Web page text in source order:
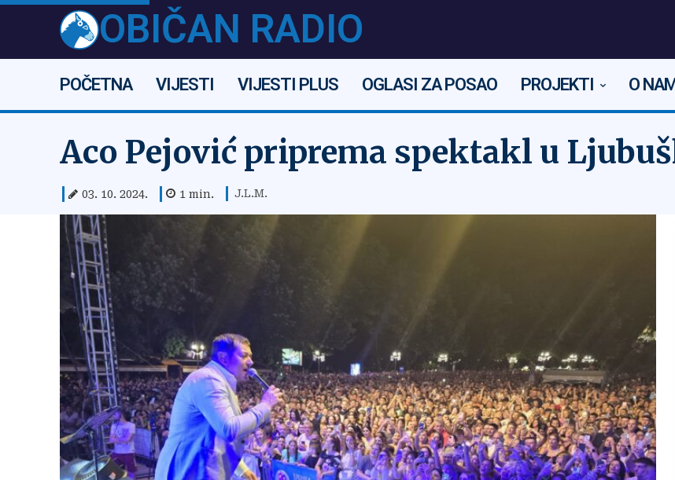
OBIČAN RADIO
POČETNA VIJESTI VIJESTI PLUS OGLASI ZA POSAO PROJEKTI O
Aco Pejović priprema spektakl u
03. 10. 2024. 1 min. J.L.M.